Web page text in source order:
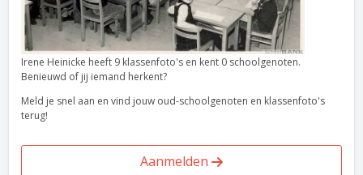
Irene Heinicke heeft 9 klassenfoto's en kent 0 schoolgenoten.
Benieuwd of jij iemand herkent?
Meld je snel aan en vind jouw oud-schoolgenoten en klassenfoto's
terug!
Aanmelden